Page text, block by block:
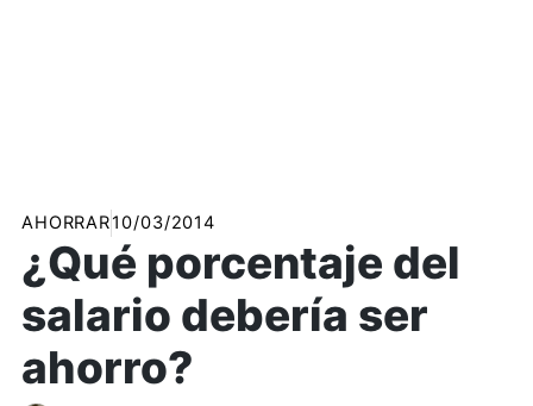
AHORRAR10/03/2014
¿Qué porcentaje del
salario debería ser
ahorro?